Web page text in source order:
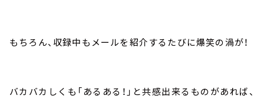
もちろん、収録中もメールを紹介するたびに爆笑の渦が！
バカバカしくも「あるある！」と共感出来るものがあれば、